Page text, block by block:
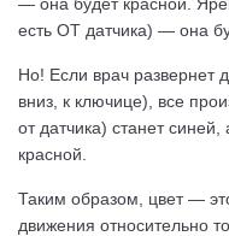
есть ОТ датчика) — она
Но! Если врач развернет
вниз, к ключице), все
от датчика) станет
красной.
Таким образом, цвет —
движения относительно